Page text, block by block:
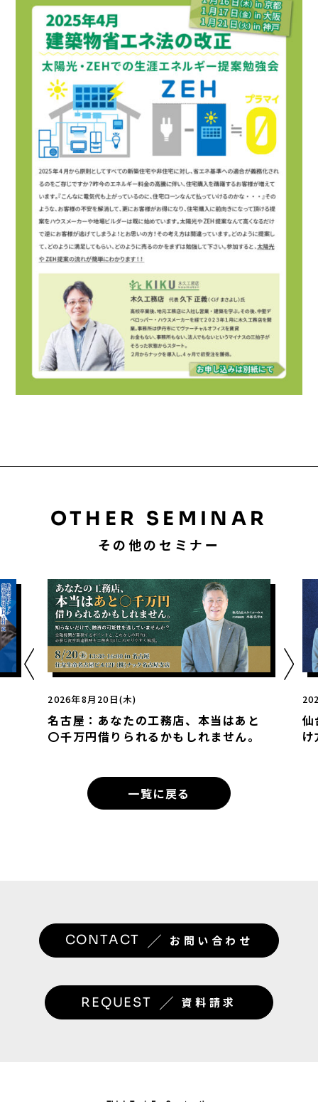
OTHER SEMINAR
その他のセミナー
2026年8月20日(木)
名古屋：あなたの工務店、本当はあと
〇千万円借りられるかもしれません。
仙
一覧に戻る
CONTACT ／ お問い合わせ
REQUEST ／ 資料請求